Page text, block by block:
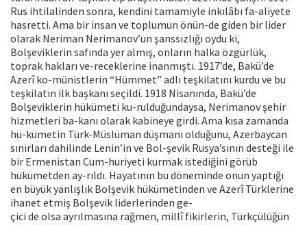
Rus ihtilalinden sonra, kendini tamamiyle inkılâbı fa-aliyete
hasretti. Ama bir insan ve toplumun önün-de giden bir lider
olarak Neriman Nerimanov’un şanssızlığı oydu ki,
Bolşeviklerin safında yer almış, onların halka özgürlük,
toprak hakları ve-receklerine inanmıştı. 1917’de, Bakü’de
Azerî ko-münistlerin “Hümmet” adlı teşkilatını kurdu ve bu
teşkilatın ilk başkanı seçildi. 1918 Nisanında, Bakü’de
Bolşeviklerin hükümeti ku-rulduğundaysa, Nerimanov şehir
hizmetleri ba-kanı olarak kabineye girdi. Ama kısa zamanda
hü-kümetin Türk-Müslüman düşmanı olduğunu, Azerbaycan
sınırları dahilinde Lenin’in ve Bol-şevik Rusya’sının desteği ile
bir Ermenistan Cum-huriyeti kurmak istediğini görüb
hükümetden ay-rıldı. Hayatının bu döneminde onun yaptığı
en büyük yanlışlık Bolşevik hükümetinden ve Azerî Türklerine
ihanet etmiş Bolşevik liderlerinden ge-
çici de olsa ayrılmasına rağmen, millî fikirlerin, Türkçülüğün